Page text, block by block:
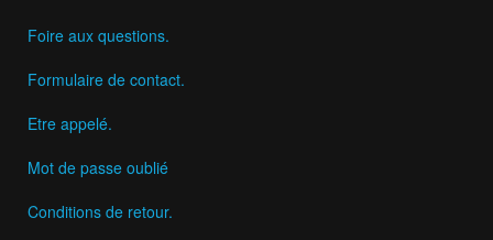
Foire aux questions.
Formulaire de contact.
Etre appelé.
Mot de passe oublié
Conditions de retour.